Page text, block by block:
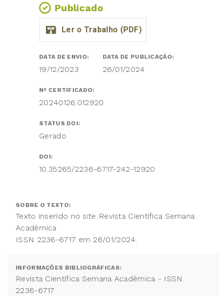
Publicado
DATA DE ENVIO:
19/12/2023
DATA DE PUBLICAÇÃO:
26/01/2024
Nº CERTIFICADO:
20240126.012920
STATUS DOI:
Gerado
DOI:
10.35265/2236-6717-242-12920
SOBRE O TEXTO:
Texto inserido no site Revista Científica Semana
Acadêmica
ISSN 2236-6717 em 26/01/2024.
INFORMAÇÕES BIBLIOGRÁFICAS:
Revista Científica Semana Acadêmica - ISSN
2236-6717